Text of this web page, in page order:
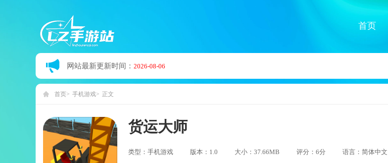
首页
网站最新更新时间： 2026-08-06
首页 手机游戏 正文
货运大师
类型：手机游戏 版本：1.0 大小：37.66MB 评分：6分 语言：简体中文